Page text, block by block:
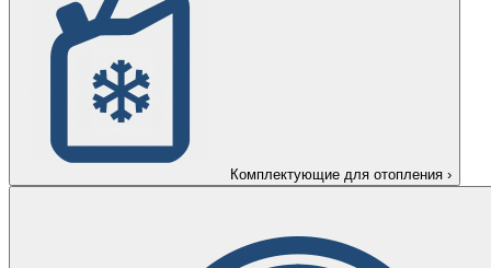
Комплектующие для отопления ›